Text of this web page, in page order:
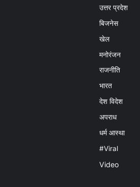
उत्तर प्रदेश
बिजनेस
खेल
मनोरंजन
राजनीति
भारत
देश विदेश
अपराध
धर्म आस्था
#Viral
Video